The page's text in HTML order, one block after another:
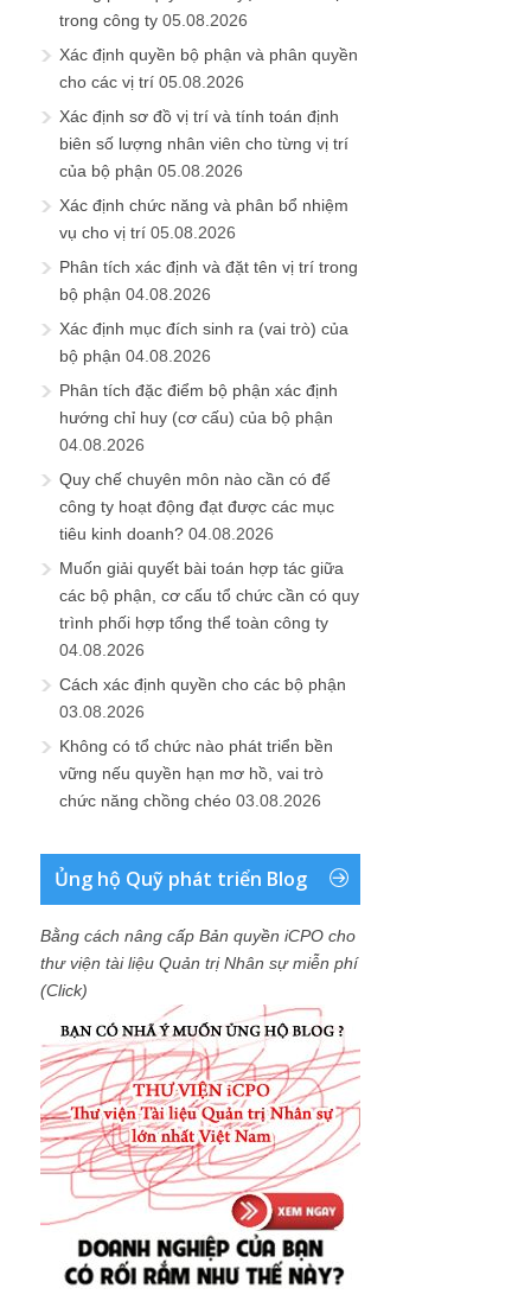
trong công ty 05.08.2026
Xác định quyền bộ phận và phân quyền
cho các vị trí 05.08.2026
Xác định sơ đồ vị trí và tính toán định
biên số lượng nhân viên cho từng vị trí
của bộ phận 05.08.2026
Xác định chức năng và phân bổ nhiệm
vụ cho vị trí 05.08.2026
Phân tích xác định và đặt tên vị trí trong
bộ phận 04.08.2026
Xác định mục đích sinh ra (vai trò) của
bộ phận 04.08.2026
Phân tích đặc điểm bộ phận xác định
hướng chỉ huy (cơ cấu) của bộ phận
04.08.2026
Quy chế chuyên môn nào cần có để
công ty hoạt động đạt được các mục
tiêu kinh doanh? 04.08.2026
Muốn giải quyết bài toán hợp tác giữa
các bộ phận, cơ cấu tổ chức cần có quy
trình phối hợp tổng thể toàn công ty
04.08.2026
Cách xác định quyền cho các bộ phận
03.08.2026
Không có tổ chức nào phát triển bền
vững nếu quyền hạn mơ hồ, vai trò
chức năng chồng chéo 03.08.2026
Ủng hộ Quỹ phát triển Blog
Bằng cách nâng cấp Bản quyền iCPO cho
thư viện tài liệu Quản trị Nhân sự miễn phí
(Click)